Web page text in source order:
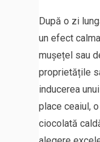
După o zi
un efect
mușețel sau
proprietățile
inducerea
place ceaiul,
ciocolată